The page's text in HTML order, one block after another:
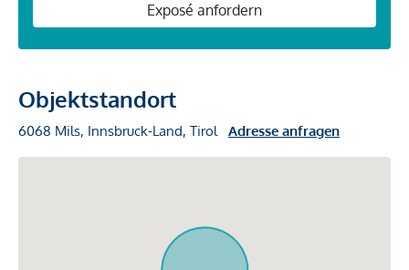
Exposé anfordern
Objektstandort
6068 Mils, Innsbruck-Land, Tirol Adresse anfragen